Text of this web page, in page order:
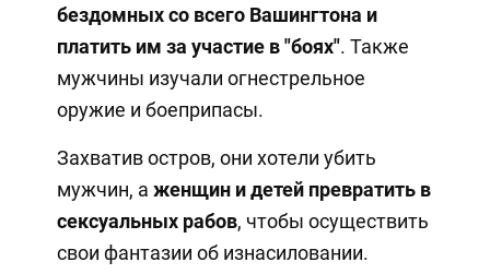
бездомных со всего Вашингтона и
платить им за участие в "боях". Также
мужчины изучали огнестрельное
оружие и боеприпасы.
Захватив остров, они хотели убить
мужчин, а женщин и детей превратить в
сексуальных рабов, чтобы осуществить
свои фантазии об изнасиловании.